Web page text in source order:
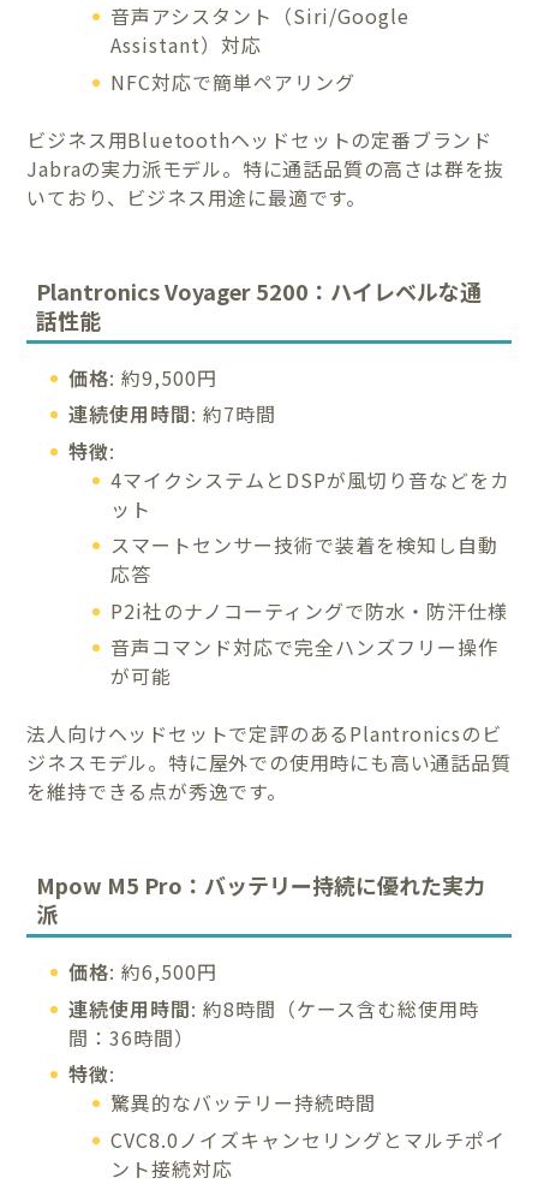
音声アシスタント（Siri/Google
Assistant）対応
NFC対応で簡単ペアリング
ビジネス用Bluetoothヘッドセットの定番ブランド
Jabraの実力派モデル。特に通話品質の高さは群を抜
いており、ビジネス用途に最適です。
Plantronics Voyager 5200：ハイレベルな通
話性能
価格: 約9,500円
連続使用時間: 約7時間
特徴:
4マイクシステムとDSPが風切り音などをカ
ット
スマートセンサー技術で装着を検知し自動
応答
P2i社のナノコーティングで防水・防汗仕様
音声コマンド対応で完全ハンズフリー操作
が可能
法人向けヘッドセットで定評のあるPlantronicsのビ
ジネスモデル。特に屋外での使用時にも高い通話品質
を維持できる点が秀逸です。
Mpow M5 Pro：バッテリー持続に優れた実力
派
価格: 約6,500円
連続使用時間: 約8時間（ケース含む総使用時
間：36時間）
特徴:
驚異的なバッテリー持続時間
CVC8.0ノイズキャンセリングとマルチポイ
ント接続対応